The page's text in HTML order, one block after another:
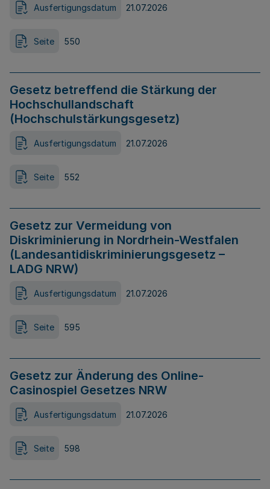
Ausfertigungsdatum 21.07.2026
Seite 550
Gesetz betreffend die Stärkung der
Hochschullandschaft
(Hochschulstärkungsgesetz)
Ausfertigungsdatum 21.07.2026
Seite 552
Gesetz zur Vermeidung von
Diskriminierung in Nordrhein-Westfalen
(Landesantidiskriminierungsgesetz –
LADG NRW)
Ausfertigungsdatum 21.07.2026
Seite 595
Gesetz zur Änderung des Online-
Casinospiel Gesetzes NRW
Ausfertigungsdatum 21.07.2026
Seite 598